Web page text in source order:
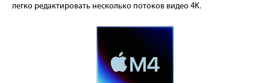
легко редактировать несколько потоков видео 4K.